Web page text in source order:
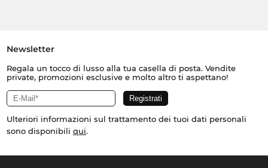
Newsletter
Regala un tocco di lusso alla tua casella di posta. Vendite
private, promozioni esclusive e molto altro ti aspettano!
Ulteriori informazioni sul trattamento dei tuoi dati personali
sono disponibili qui.